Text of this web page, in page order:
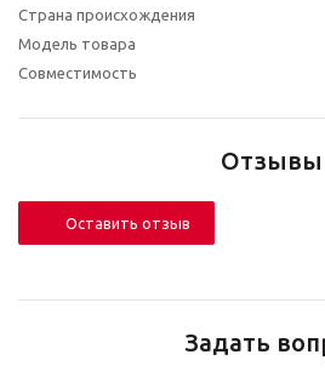
Страна происхождения
Модель товара
Совместимость
Отзывы
Оставить отзыв
Задать